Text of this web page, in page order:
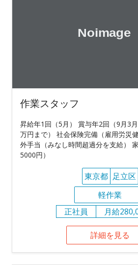
作業スタッフ
昇給年1回（5月） 賞与年2回（9月3
万円まで） 社会保険完備（雇用労災
外手当（みなし時間超過分を支給）
5000円）
東京都 足立区
軽作業
正社員
月給
詳細を見る